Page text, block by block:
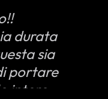
durata
sia
portare
intero.